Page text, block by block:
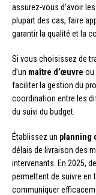
assurez-vous d’avoir
plupart des cas, faire
garantir la qualité et la
Si vous choisissez de
d’un maître d’œuvre ou
faciliter la gestion du
coordination entre les
du suivi du budget.
Établissez un planning
délais de livraison des
intervenants. En 2025,
permettent de suivre en
communiquer